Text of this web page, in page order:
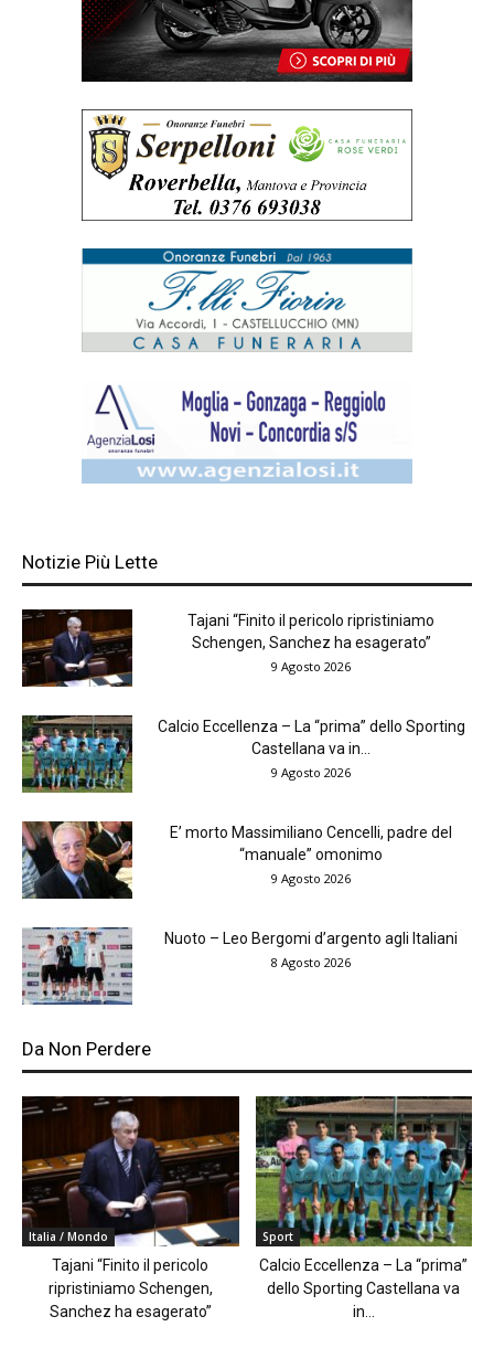
Notizie Più Lette
Tajani “Finito il pericolo ripristiniamo
Schengen, Sanchez ha esagerato”
9 Agosto 2026
Calcio Eccellenza – La “prima” dello Sporting
Castellana va in...
9 Agosto 2026
E’ morto Massimiliano Cencelli, padre del
“manuale” omonimo
9 Agosto 2026
Nuoto – Leo Bergomi d’argento agli Italiani
8 Agosto 2026
Da Non Perdere
Italia / Mondo
Tajani “Finito il pericolo
ripristiniamo Schengen,
Sanchez ha esagerato”
Sport
Calcio Eccellenza – La “prima”
dello Sporting Castellana va
in...